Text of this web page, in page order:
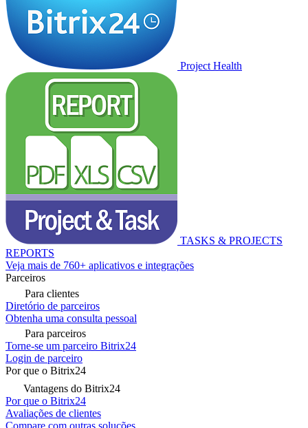
Project Health
TASKS & PROJECTS
REPORTS
Veja mais de 760+ aplicativos e integrações
Parceiros
Para clientes
Diretório de parceiros
Obtenha uma consulta pessoal
Para parceiros
Torne-se um parceiro Bitrix24
Login de parceiro
Por que o Bitrix24
Vantagens do Bitrix24
Por que o Bitrix24
Avaliações de clientes
Compare com outras soluções